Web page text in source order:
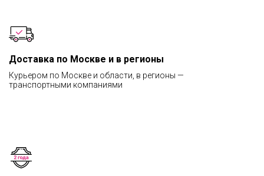
Доставка по Москве и в регионы
Курьером по Москве и области, в регионы —
транспортными компаниями